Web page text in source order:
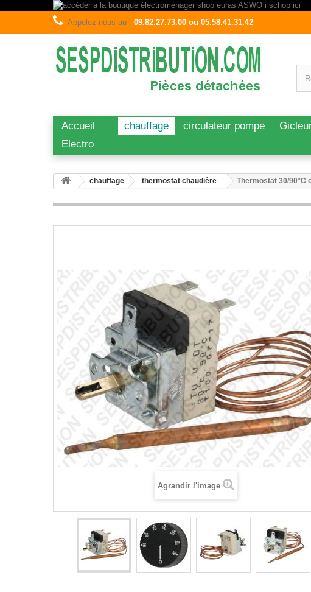
Appelez-nous au : 09.82.27.73.00 ou 05.58.41.31.42
Accueil chauffage circulateur pompe
Electro
chauffage thermostat chaudière Thermostat 30/90°C
Agrandir l'image